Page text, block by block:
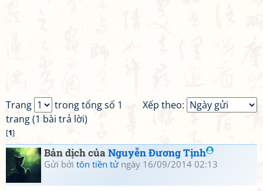
Xếp theo:
Trang
trong tổng số 1
trang (1 bài trả lời)
[1]
Bản dịch củaNguyễn Đương Tịnh
Gửi bởi tôn tiền tửngày 16/09/2014 02:13